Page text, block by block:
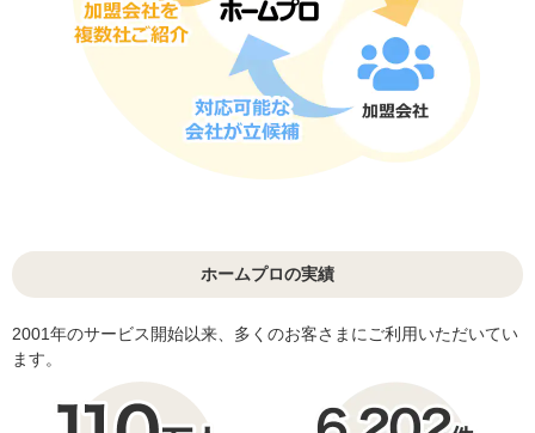
ホームプロの実績
2001年のサービス開始以来、多くのお客さまにご利用いただいてい
ます。